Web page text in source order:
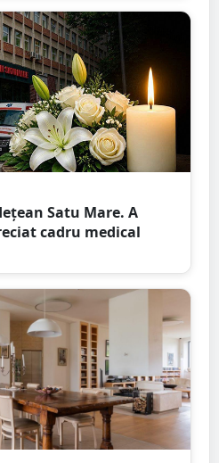
Satu Mare. A
cadru medical